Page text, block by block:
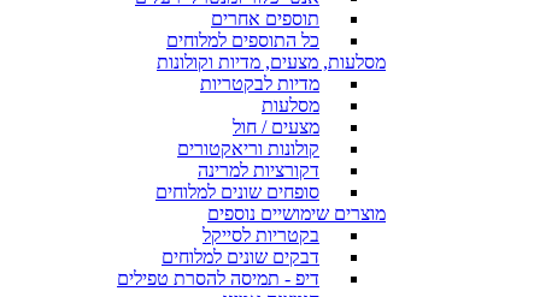
תוספים אחרים
כל התוספים למלוחים
מסלעות, מצעים, מדיות וקולונות
מדיות לבקטריות
מסלעות
מצעים / חול
קולונות וריאקטורים
דקורציות למרינה
סופחים שונים למלוחים
מוצרים שימושיים נוספים
בקטריות לסייקל
דבקים שונים למלוחים
דיפ - תמיסה להסרת טפילים